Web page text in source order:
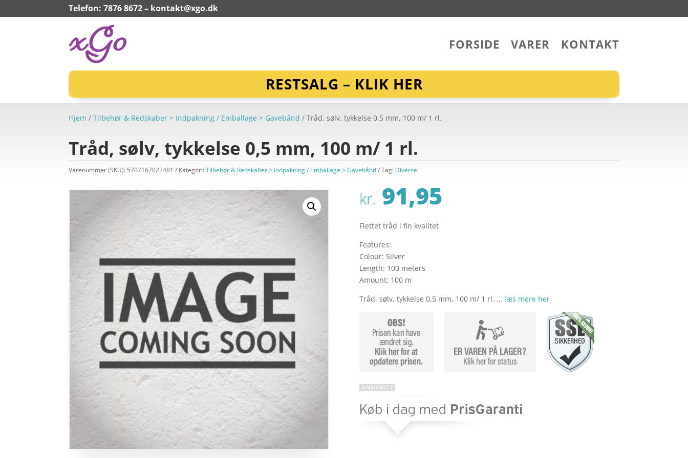
Telefon: 7876 8672 – kontakt@xgo.dk
FORSIDE VARER KONTAKT
RESTSALG – KLIK HER
Hjem /Tilbehør & Redskaber > Indpakning / Emballage > Gavebånd / Tråd, sølv, tykkelse 0,5 mm, 100 m/ 1 rl.
Tråd, sølv, tykkelse 0,5 mm, 100 m/ 1 rl.
Varenummer (SKU): 5707167022481 Kategori:Tilbehør & Redskaber > Indpakning / Emballage > Gavebånd Tag: Diverse
kr. 91,95
Flettet tråd i fin kvalitet
Features:
Colour: Silver
Length: 100 meters
Amount: 100 m
Tråd, sølv, tykkelse 0,5 mm, 100 m/ 1 rl. … læs mere her